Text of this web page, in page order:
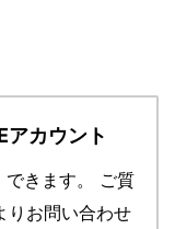
アカウント
きます。
ご質
りお問い合わせ